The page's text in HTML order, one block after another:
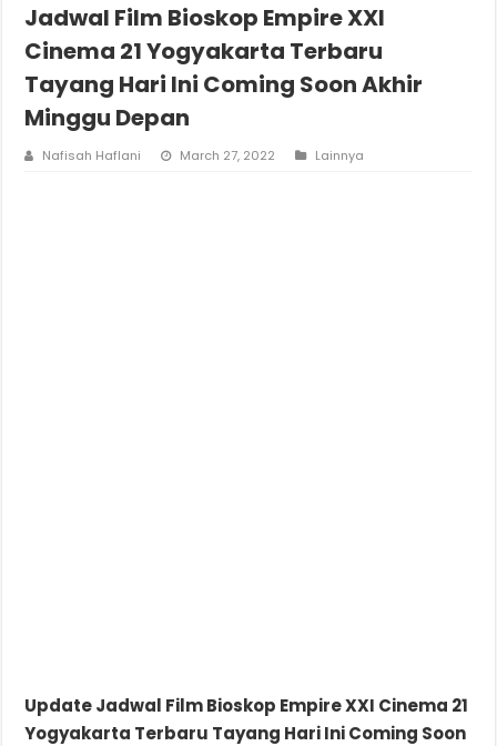
Jadwal Film Bioskop Empire XXI
Cinema 21 Yogyakarta Terbaru
Tayang Hari Ini Coming Soon Akhir
Minggu Depan
Nafisah Haflani March 27, 2022 Lainnya
Update Jadwal Film Bioskop Empire XXI Cinema 21
Yogyakarta Terbaru Tayang Hari Ini Coming Soon